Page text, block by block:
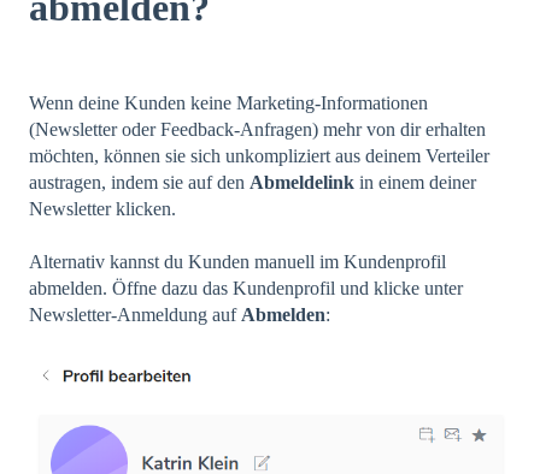
Wenn deine Kunden keine Marketing-Informationen
(Newsletter oder Feedback-Anfragen) mehr von dir erhalten
möchten, können sie sich unkompliziert aus deinem Verteiler
austragen, indem sie auf den Abmeldelink in einem deiner
Newsletter klicken.
Alternativ kannst du Kunden manuell im Kundenprofil
abmelden. Öffne dazu das Kundenprofil und klicke unter
Newsletter-Anmeldung aufAbmelden: